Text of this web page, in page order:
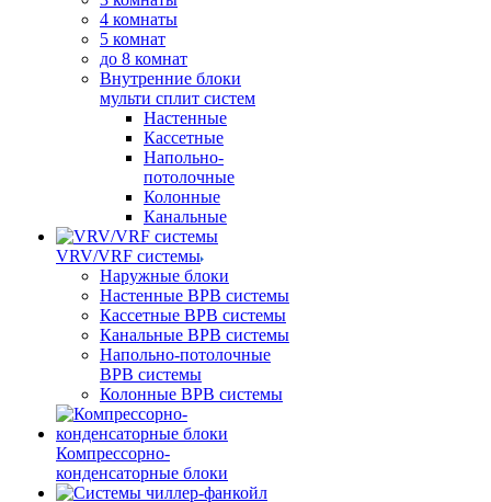
4 комнаты
5 комнат
до 8 комнат
Внутренние блоки
мульти сплит систем
Настенные
Кассетные
Напольно-
потолочные
Колонные
Канальные
VRV/VRF системы
Наружные блоки
Настенные ВРВ системы
Кассетные ВРВ системы
Канальные ВРВ системы
Напольно-потолочные
ВРВ системы
Колонные ВРВ системы
Компрессорно-
конденсаторные блоки